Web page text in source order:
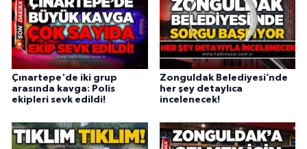
Çınartepe'de iki grup
arasında kavga: Polis
ekipleri sevk edildi!
Zonguldak Belediyesi’nde
her şey detaylıca
incelenecek!